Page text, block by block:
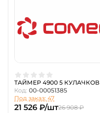
ТАЙМЕР 4900 5 КУЛАЧКОВ
Код: 00-00051385
Под заказ: 47
21 526 ₽/шт26 908 ₽